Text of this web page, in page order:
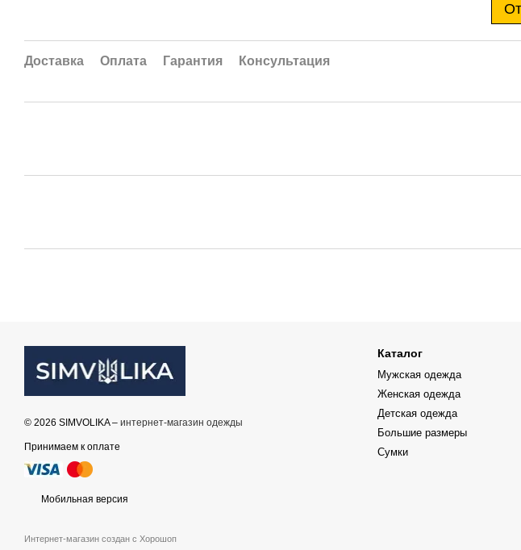
Доставка Оплата Гарантия Консультация
© 2026 SIMVOLIKA – интернет-магазин одежды
Принимаем к оплате
Мобильная версия
Интернет-магазин создан с Хорошоп
Каталог
Мужская одежда
Женская одежда
Детская одежда
Большие размеры
Сумки